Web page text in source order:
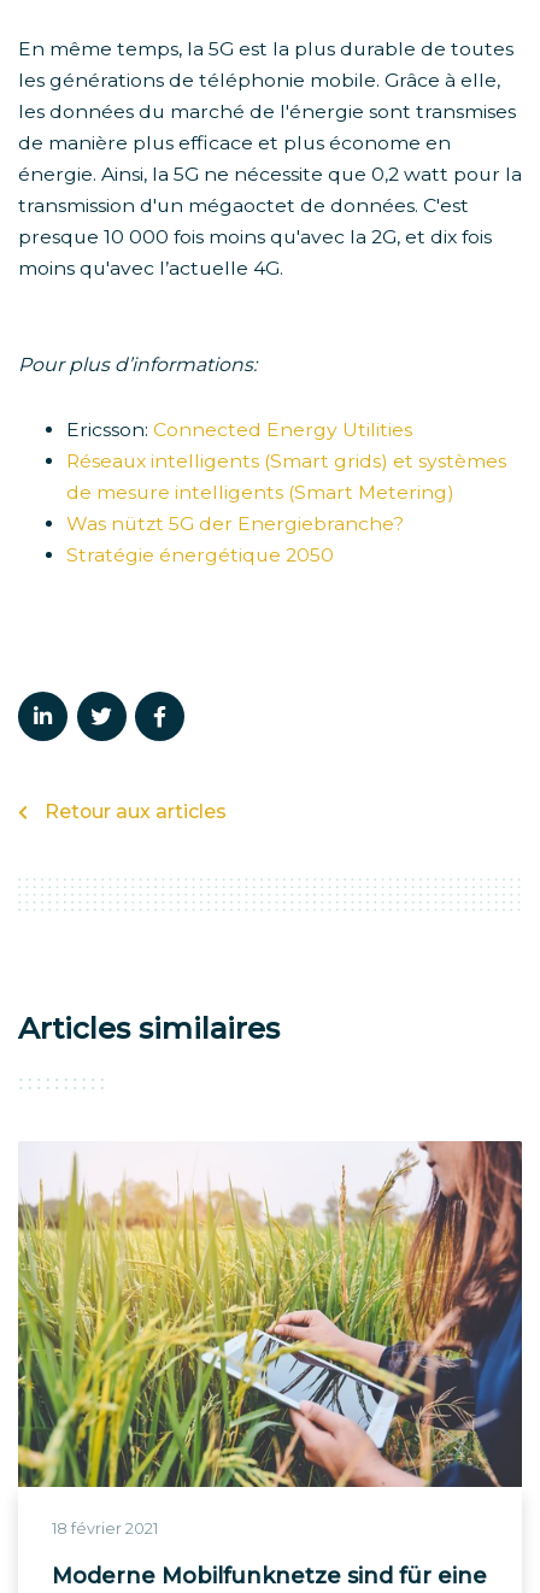
En même temps, la 5G est la plus durable de toutes
les générations de téléphonie mobile. Grâce à elle,
les données du marché de l'énergie sont transmises
de manière plus efficace et plus économe en
énergie. Ainsi, la 5G ne nécessite que 0,2 watt pour la
transmission d'un mégaoctet de données. C'est
presque 10 000 fois moins qu'avec la 2G, et dix fois
moins qu'avec l’actuelle 4G.
Pour plus d’informations:
Ericsson: Connected Energy Utilities
Réseaux intelligents (Smart grids) et systèmes
de mesure intelligents (Smart Metering)
Was nützt 5G der Energiebranche?
Stratégie énergétique 2050
Retour aux articles
Articles similaires
18 février 2021
Moderne Mobilfunknetze sind für eine